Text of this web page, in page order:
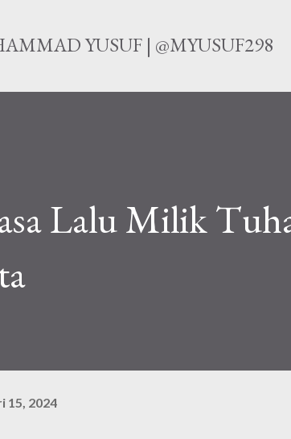
YUSUF | @MYUSUF298
Lalu Milik
15, 2024